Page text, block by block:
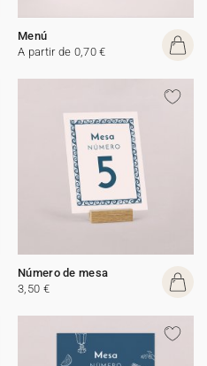
Menú
A partir de 0,70 €
Número de mesa
3,50 €